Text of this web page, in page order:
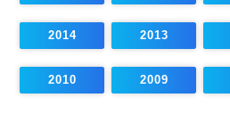
2014 2013
2010 2009